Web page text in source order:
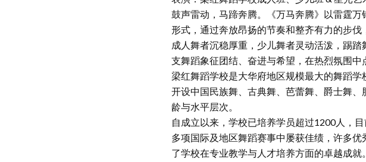
鼓声雷动，马蹄奔腾。《万马奔腾》以雷霆
形式，通过奔放昂扬的节奏和整齐有力的步伐
成人舞者沉稳厚重，少儿舞者灵动活泼，踢
支舞蹈象征团结、奋进与希望，在热烈氛围中
梁红舞蹈学校是大华府地区规模最大的舞蹈
开设中国民族舞、古典舞、芭蕾舞、爵士舞
龄与水平层次。
自成立以来，学校已培养学员超过1200人，
多项国际及地区舞蹈赛事中屡获佳绩，许多
了学校在专业教学与人才培养方面的卓越成就。